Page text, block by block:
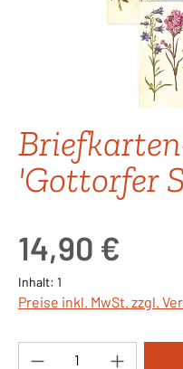
'Gottorfer
14,90 €
Inhalt: 1
Preise inkl. MwSt. zzgl.
Produkt Anzahl: